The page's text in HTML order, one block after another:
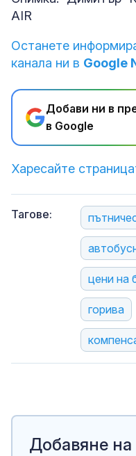
AIR
Останете
канала ни в Google
Добави ни в
в Google
Харесайте
Тагове:
цени на
горива
Добавяне